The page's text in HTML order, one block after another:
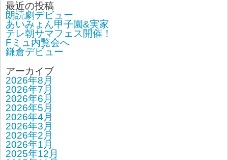
最近の投稿
朗読劇デビュー
あいみょん甲子園&実家
テレ朝サマフェス開催！
Fミュ内覧会へ
鎌倉デビュー
アーカイブ
2026年8月
2026年7月
2026年6月
2026年5月
2026年4月
2026年3月
2026年2月
2026年1月
2025年12月